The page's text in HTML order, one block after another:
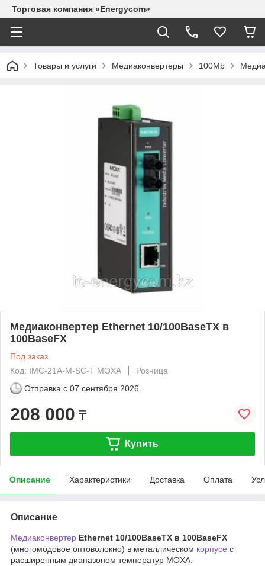
Торговая компания «Energycom»
Товары и услуги Медиаконвертеры 100Mb
Медиаконвертер Ethernet 10/100BaseTX в
100BaseFX
Под заказ
Код: IMC-21A-M-SC-T MOXA
Розница
Отправка с 07 сентября 2026
208 000 ₸
Купить
Описание Характеристики Доставка Оплата
Описание
Медиаконвертер Ethernet 10/100BaseTX в 100BaseFX
(многомодовое оптоволокно) в металлическом корпусе с
расширенным диапазоном температур MOXA.